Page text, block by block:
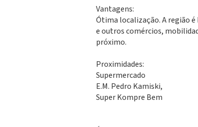
Vantagens:
Ótima localização. A região
e outros comércios,
próximo.
Proximidades:
Supermercado
E.M. Pedro Kamiski,
Super Kompre Bem